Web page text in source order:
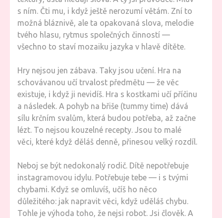
s ním. Čti mu, i když ještě nerozumí větám. Zní to
možná bláznivě, ale ta opakovaná slova, melodie
tvého hlasu, rytmus společných činností —
všechno to staví mozaiku jazyka v hlavě dítěte.
Hry nejsou jen zábava. Taky jsou učení. Hra na
schovávanou učí trvalost předmětu — že věc
existuje, i když ji nevidíš. Hra s kostkami učí příčinu
a následek. A pohyb na břiše (tummy time) dává
sílu krčním svalům, která budou potřeba, až začne
lézt. To nejsou kouzelné recepty. Jsou to malé
věci, které když děláš denně, přinesou velký rozdíl.
Neboj se být nedokonalý rodič. Dítě nepotřebuje
instagramovou idylu. Potřebuje tebe — i s tvými
chybami. Když se omluvíš, učíš ho něco
důležitého: jak napravit věci, když uděláš chybu.
Tohle je výhoda toho, že nejsi robot. Jsi člověk. A